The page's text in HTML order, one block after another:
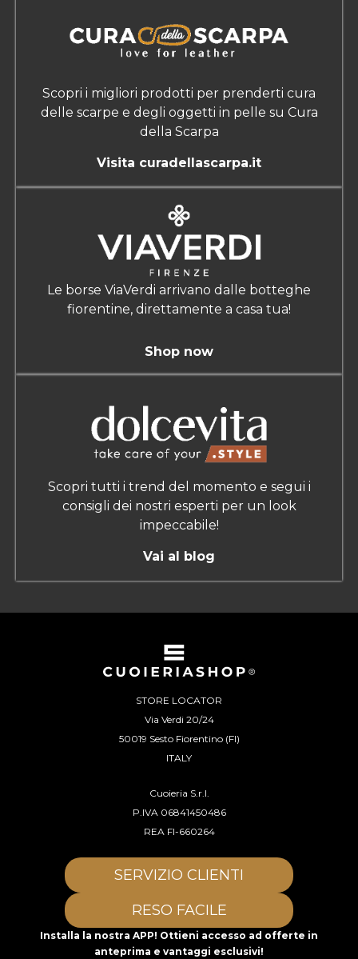
Scopri i migliori prodotti per prenderti cura
delle scarpe e degli oggetti in pelle su Cura
della Scarpa
Visita curadellascarpa.it
Le borse ViaVerdi arrivano dalle botteghe
fiorentine, direttamente a casa tua!
Shop now
Scopri tutti i trend del momento e segui i
consigli dei nostri esperti per un look
impeccabile!
Vai al blog
STORE LOCATOR
Via Verdi 20/24
50019 Sesto Fiorentino (FI)
ITALY
Cuoieria S.r.l.
P.IVA 06841450486
REA FI-660264
SERVIZIO CLIENTI
RESO FACILE
Installa la nostra APP! Ottieni accesso ad offerte in
anteprima e vantaggi esclusivi!